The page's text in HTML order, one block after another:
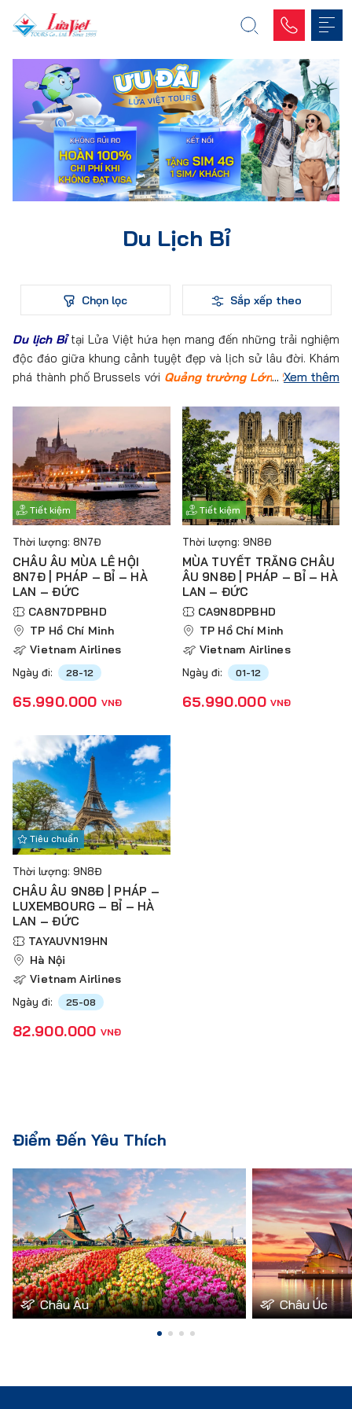
Du Lịch Bỉ
Chọn lọc Sắp xếp theo
Du lịch Bỉtại Lửa Việt hứa hẹn mang đến những trải nghiệm
độc đáo giữa khung cảnh tuyệt đẹp và lịch sử lâu đời. Khám
phá thành phố Brussels với Quảng trường Lớn,tượng cậu
đưa du khách qua những
thị trấn cổ kính vànhững kiến trúc
Gothic đặc trưng, thưởng thức ẩm thực nổi tiếng như
chocolate, bánh Waffles,… Đây là cơ hội tuyệt vời để du
khách hòa mình vào nhịp sống châu Âu đáng nhớ.
Xem thêm
Tiết kiệm
Thời lượng: 8N7Đ
CHÂU ÂU MÙA LỄ HỘI
8N7Đ | PHÁP – BỈ – HÀ
LAN – ĐỨC
CA8N7DPBHD
TP Hồ Chí Minh
Vietnam Airlines
Ngày đi: 28-12
65.990.000 VNĐ
Tiết kiệm
Thời lượng: 9N8Đ
MÙA TUYẾT TRẮNG CHÂU
ÂU 9N8Đ | PHÁP – BỈ – HÀ
LAN – ĐỨC
CA9N8DPBHD
TP Hồ Chí Minh
Vietnam Airlines
Ngày đi: 01-12
65.990.000 VNĐ
Tiêu chuẩn
Thời lượng: 9N8Đ
CHÂU ÂU 9N8Đ | PHÁP –
LUXEMBOURG – BỈ – HÀ
LAN – ĐỨC
TAYAUVN19HN
Hà Nội
Vietnam Airlines
Ngày đi: 25-08
82.900.000 VNĐ
Điểm Đến Yêu Thích
Châu Âu Châu Úc